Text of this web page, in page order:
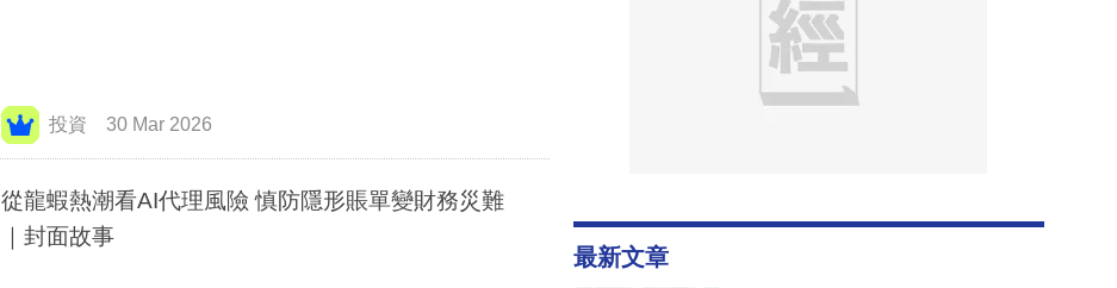
投資 30 Mar 2026
從龍蝦熱潮看AI代理風險 慎防隱形賬單變財務災難
｜封面故事
最新文章